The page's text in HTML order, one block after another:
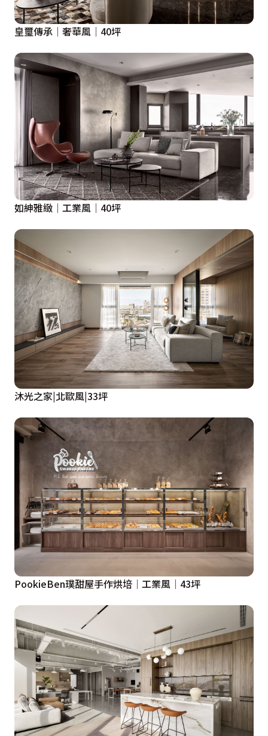
皇璽傳承│奢華風│40坪
如紳雅緻│工業風│40坪
沐光之家|北歐風|33坪
PookieBen璞甜屋手作烘培│工業風│43坪